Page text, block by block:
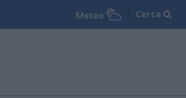
Meteo Cerca